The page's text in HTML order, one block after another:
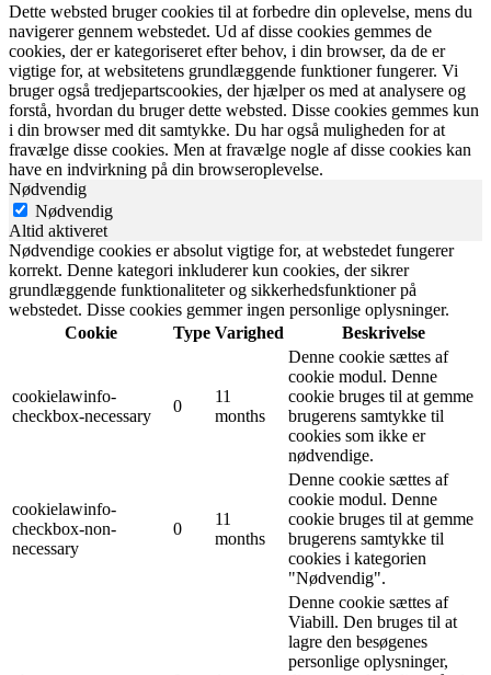
Dette websted bruger cookies til at forbedre din oplevelse, mens du
navigerer gennem webstedet. Ud af disse cookies gemmes de
cookies, der er kategoriseret efter behov, i din browser, da de er
vigtige for, at websitetens grundlæggende funktioner fungerer. Vi
bruger også tredjepartscookies, der hjælper os med at analysere og
forstå, hvordan du bruger dette websted. Disse cookies gemmes kun
i din browser med dit samtykke. Du har også muligheden for at
fravælge disse cookies. Men at fravælge nogle af disse cookies kan
have en indvirkning på din browseroplevelse.
Nødvendig
Nødvendig
Altid aktiveret
Nødvendige cookies er absolut vigtige for, at webstedet fungerer
korrekt. Denne kategori inkluderer kun cookies, der sikrer
grundlæggende funktionaliteter og sikkerhedsfunktioner på
webstedet. Disse cookies gemmer ingen personlige oplysninger.
Cookie
Type Varighed Beskrivelse
cookielawinfo-
checkbox-necessary
0
11
months
Denne cookie sættes af
cookie modul. Denne
cookie bruges til at gemme
brugerens samtykke til
cookies som ikke er
nødvendige.
cookielawinfo-
checkbox-non-
necessary
0
11
months
Denne cookie sættes af
cookie modul. Denne
cookie bruges til at gemme
brugerens samtykke til
cookies i kategorien
"Nødvendig".
Denne cookie sættes af
Viabill. Den bruges til at
lagre den besøgenes
personlige oplysninger,